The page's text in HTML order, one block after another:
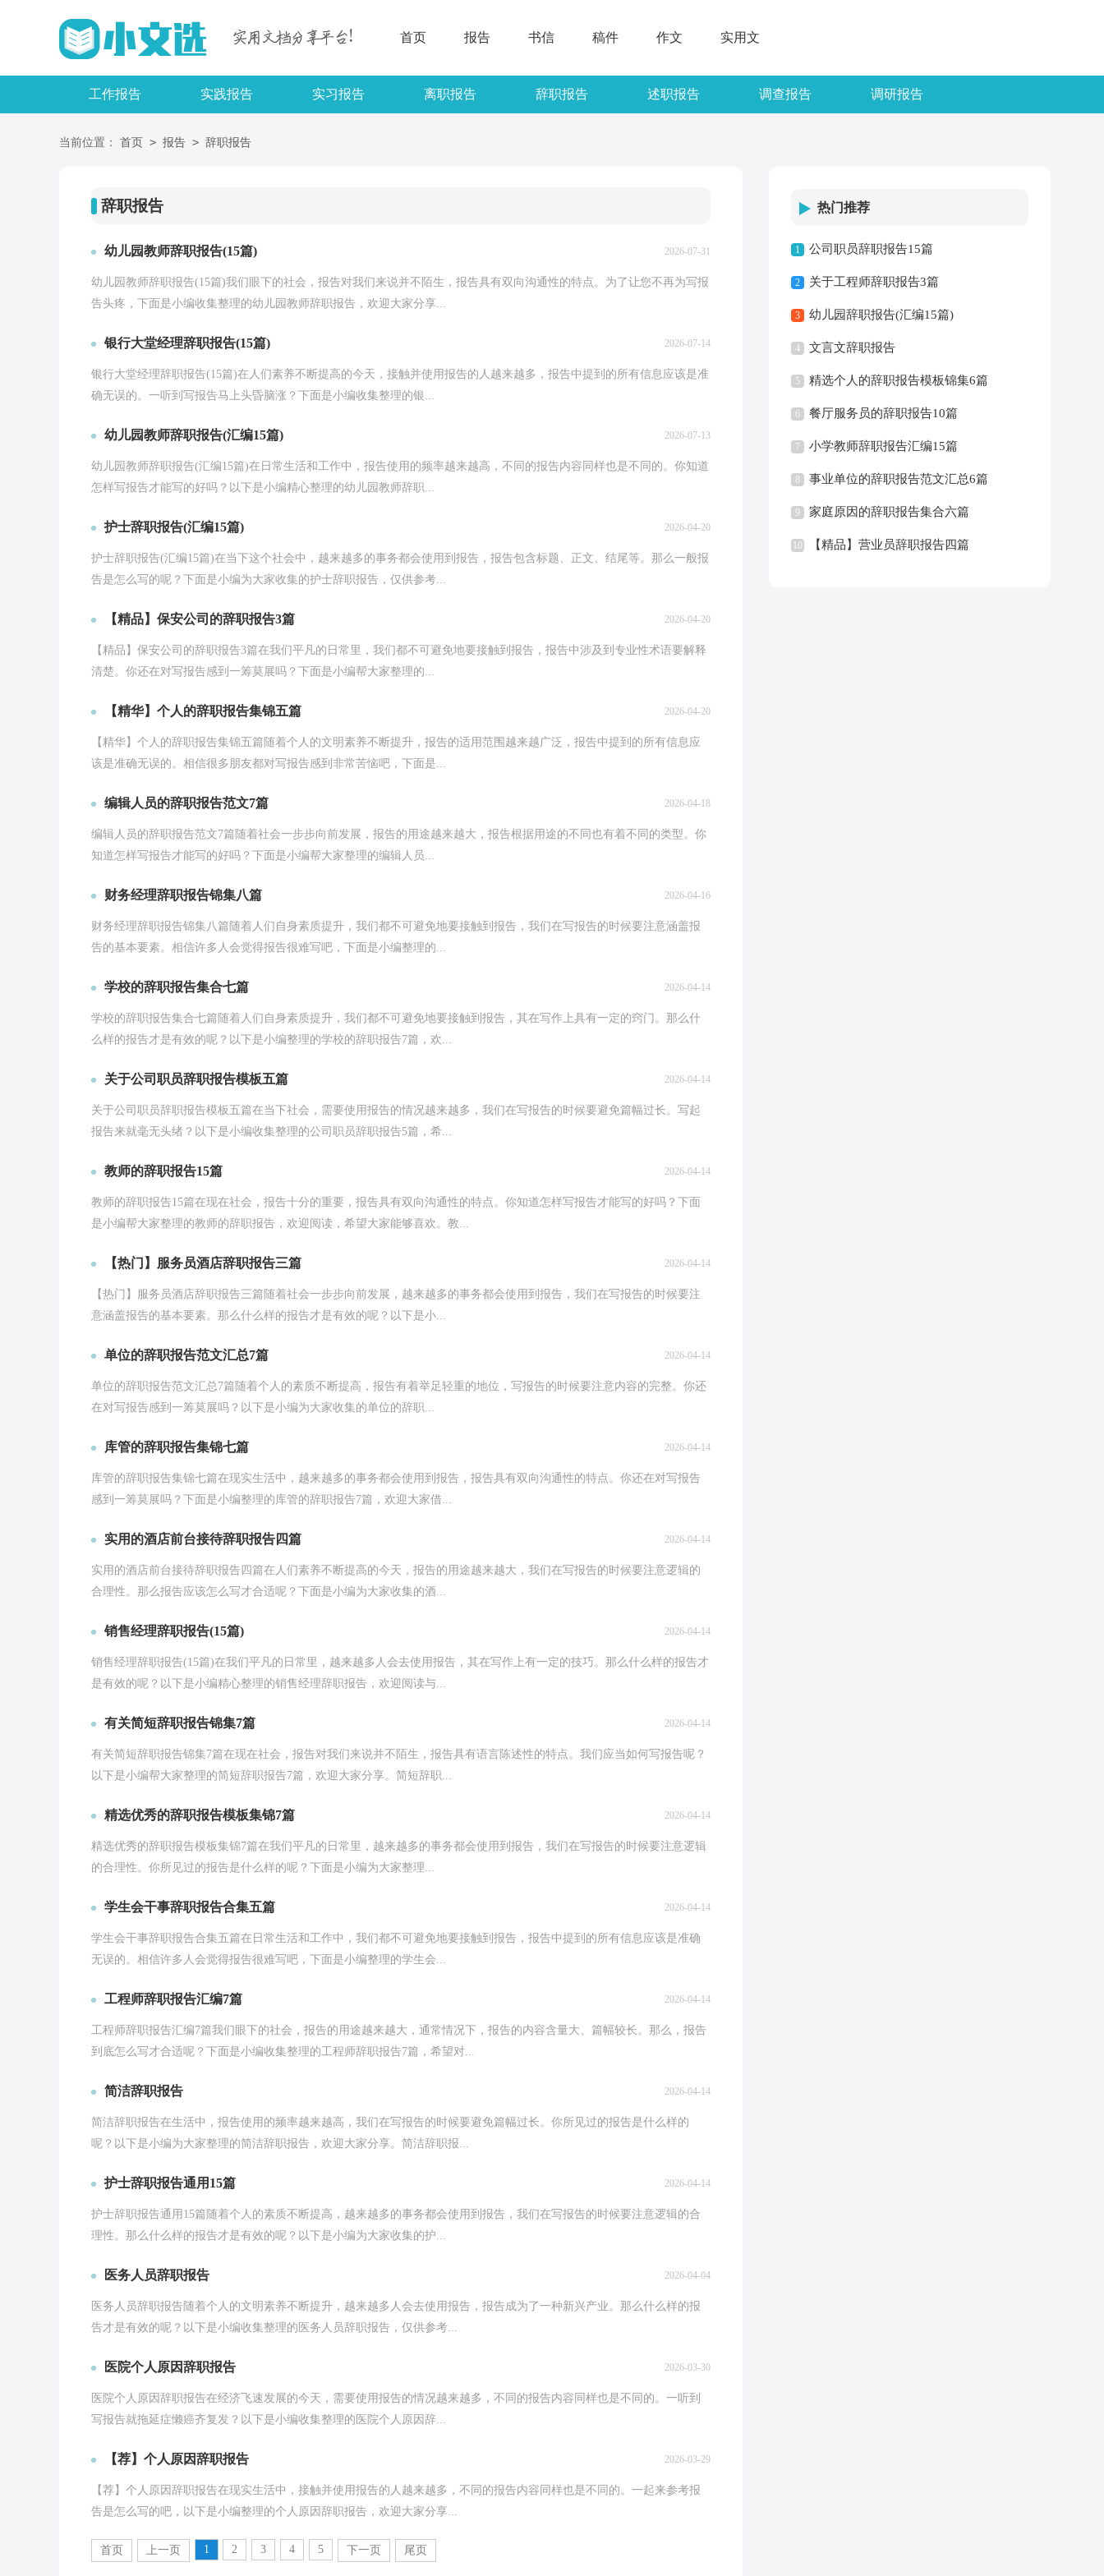
首页 报告 书信 稿件 作文 实用文
工作报告 实践报告 实习报告 离职报告 辞职报告 述职报告 调查报告 调研报告
当前位置： 首页 > 报告 > 辞职报告
辞职报告
幼儿园教师辞职报告(15篇) 2026-07-31
幼儿园教师辞职报告(15篇)我们眼下的社会，报告对我们来说并不陌生，报告具有双向沟通性的特点。为了让您不再为写报
告头疼，下面是小编收集整理的幼儿园教师辞职报告，欢迎大家分享...
银行大堂经理辞职报告(15篇) 2026-07-14
银行大堂经理辞职报告(15篇)在人们素养不断提高的今天，接触并使用报告的人越来越多，报告中提到的所有信息应该是准
确无误的。一听到写报告马上头昏脑涨？下面是小编收集整理的银...
幼儿园教师辞职报告(汇编15篇) 2026-07-13
幼儿园教师辞职报告(汇编15篇)在日常生活和工作中，报告使用的频率越来越高，不同的报告内容同样也是不同的。你知道
怎样写报告才能写的好吗？以下是小编精心整理的幼儿园教师辞职...
护士辞职报告(汇编15篇) 2026-04-20
护士辞职报告(汇编15篇)在当下这个社会中，越来越多的事务都会使用到报告，报告包含标题、正文、结尾等。那么一般报
告是怎么写的呢？下面是小编为大家收集的护士辞职报告，仅供参考...
【精品】保安公司的辞职报告3篇 2026-04-20
【精品】保安公司的辞职报告3篇在我们平凡的日常里，我们都不可避免地要接触到报告，报告中涉及到专业性术语要解释
清楚。你还在对写报告感到一筹莫展吗？下面是小编帮大家整理的...
【精华】个人的辞职报告集锦五篇 2026-04-20
【精华】个人的辞职报告集锦五篇随着个人的文明素养不断提升，报告的适用范围越来越广泛，报告中提到的所有信息应
该是准确无误的。相信很多朋友都对写报告感到非常苦恼吧，下面是...
编辑人员的辞职报告范文7篇 2026-04-18
编辑人员的辞职报告范文7篇随着社会一步步向前发展，报告的用途越来越大，报告根据用途的不同也有着不同的类型。你
知道怎样写报告才能写的好吗？下面是小编帮大家整理的编辑人员...
财务经理辞职报告锦集八篇 2026-04-16
财务经理辞职报告锦集八篇随着人们自身素质提升，我们都不可避免地要接触到报告，我们在写报告的时候要注意涵盖报
告的基本要素。相信许多人会觉得报告很难写吧，下面是小编整理的...
学校的辞职报告集合七篇 2026-04-14
学校的辞职报告集合七篇随着人们自身素质提升，我们都不可避免地要接触到报告，其在写作上具有一定的窍门。那么什
么样的报告才是有效的呢？以下是小编整理的学校的辞职报告7篇，欢...
关于公司职员辞职报告模板五篇 2026-04-14
关于公司职员辞职报告模板五篇在当下社会，需要使用报告的情况越来越多，我们在写报告的时候要避免篇幅过长。写起
报告来就毫无头绪？以下是小编收集整理的公司职员辞职报告5篇，希...
教师的辞职报告15篇 2026-04-14
教师的辞职报告15篇在现在社会，报告十分的重要，报告具有双向沟通性的特点。你知道怎样写报告才能写的好吗？下面
是小编帮大家整理的教师的辞职报告，欢迎阅读，希望大家能够喜欢。教...
【热门】服务员酒店辞职报告三篇 2026-04-14
【热门】服务员酒店辞职报告三篇随着社会一步步向前发展，越来越多的事务都会使用到报告，我们在写报告的时候要注
意涵盖报告的基本要素。那么什么样的报告才是有效的呢？以下是小...
单位的辞职报告范文汇总7篇 2026-04-14
单位的辞职报告范文汇总7篇随着个人的素质不断提高，报告有着举足轻重的地位，写报告的时候要注意内容的完整。你还
在对写报告感到一筹莫展吗？以下是小编为大家收集的单位的辞职...
库管的辞职报告集锦七篇 2026-04-14
库管的辞职报告集锦七篇在现实生活中，越来越多的事务都会使用到报告，报告具有双向沟通性的特点。你还在对写报告
感到一筹莫展吗？下面是小编整理的库管的辞职报告7篇，欢迎大家借...
实用的酒店前台接待辞职报告四篇 2026-04-14
实用的酒店前台接待辞职报告四篇在人们素养不断提高的今天，报告的用途越来越大，我们在写报告的时候要注意逻辑的
合理性。那么报告应该怎么写才合适呢？下面是小编为大家收集的酒...
销售经理辞职报告(15篇) 2026-04-14
销售经理辞职报告(15篇)在我们平凡的日常里，越来越多人会去使用报告，其在写作上有一定的技巧。那么什么样的报告才
是有效的呢？以下是小编精心整理的销售经理辞职报告，欢迎阅读与...
有关简短辞职报告锦集7篇 2026-04-14
有关简短辞职报告锦集7篇在现在社会，报告对我们来说并不陌生，报告具有语言陈述性的特点。我们应当如何写报告呢？
以下是小编帮大家整理的简短辞职报告7篇，欢迎大家分享。简短辞职...
精选优秀的辞职报告模板集锦7篇 2026-04-14
精选优秀的辞职报告模板集锦7篇在我们平凡的日常里，越来越多的事务都会使用到报告，我们在写报告的时候要注意逻辑
的合理性。你所见过的报告是什么样的呢？下面是小编为大家整理...
学生会干事辞职报告合集五篇 2026-04-14
学生会干事辞职报告合集五篇在日常生活和工作中，我们都不可避免地要接触到报告，报告中提到的所有信息应该是准确
无误的。相信许多人会觉得报告很难写吧，下面是小编整理的学生会...
工程师辞职报告汇编7篇 2026-04-14
工程师辞职报告汇编7篇我们眼下的社会，报告的用途越来越大，通常情况下，报告的内容含量大、篇幅较长。那么，报告
到底怎么写才合适呢？下面是小编收集整理的工程师辞职报告7篇，希望对...
简洁辞职报告 2026-04-14
简洁辞职报告在生活中，报告使用的频率越来越高，我们在写报告的时候要避免篇幅过长。你所见过的报告是什么样的
呢？以下是小编为大家整理的简洁辞职报告，欢迎大家分享。简洁辞职报...
护士辞职报告通用15篇 2026-04-14
护士辞职报告通用15篇随着个人的素质不断提高，越来越多的事务都会使用到报告，我们在写报告的时候要注意逻辑的合
理性。那么什么样的报告才是有效的呢？以下是小编为大家收集的护...
医务人员辞职报告 2026-04-04
医务人员辞职报告随着个人的文明素养不断提升，越来越多人会去使用报告，报告成为了一种新兴产业。那么什么样的报
告才是有效的呢？以下是小编收集整理的医务人员辞职报告，仅供参考...
医院个人原因辞职报告 2026-03-30
医院个人原因辞职报告在经济飞速发展的今天，需要使用报告的情况越来越多，不同的报告内容同样也是不同的。一听到
写报告就拖延症懒癌齐复发？以下是小编收集整理的医院个人原因辞...
【荐】个人原因辞职报告 2026-03-29
【荐】个人原因辞职报告在现实生活中，接触并使用报告的人越来越多，不同的报告内容同样也是不同的。一起来参考报
告是怎么写的吧，以下是小编整理的个人原因辞职报告，欢迎大家分享...
首页 上一页 1 2 3 4 5 下一页 尾页
热门推荐
1 公司职员辞职报告15篇
2 关于工程师辞职报告3篇
3 幼儿园辞职报告(汇编15篇)
4 文言文辞职报告
5 精选个人的辞职报告模板锦集6篇
6 餐厅服务员的辞职报告10篇
7 小学教师辞职报告汇编15篇
8 事业单位的辞职报告范文汇总6篇
9 家庭原因的辞职报告集合六篇
10 【精品】营业员辞职报告四篇